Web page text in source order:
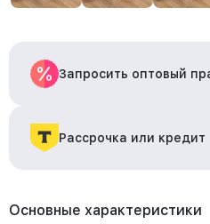
Запросить оптовый
Рассрочка или кредит
Основные характеристики